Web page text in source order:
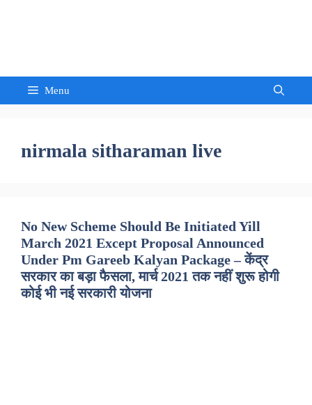
Menu
nirmala sitharaman live
No New Scheme Should Be Initiated Yill
March 2021 Except Proposal Announced
Under Pm Gareeb Kalyan Package – केंद्र
सरकार का बड़ा फैसला, मार्च 2021 तक नहीं शुरू होगी
कोई भी नई सरकारी योजना